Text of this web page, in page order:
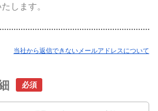
します。
当社から返信できないメールアドレスについて